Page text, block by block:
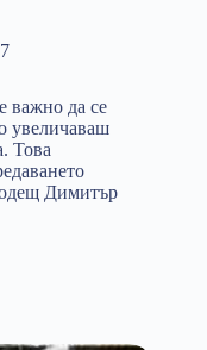
важно да се
увеличаваш
Това
Димитър